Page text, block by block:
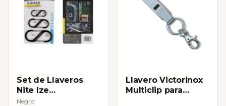
Set de Llaveros
Nite Ize
(Carabineros)
Negro
Llavero Victorinox
Multiclip para